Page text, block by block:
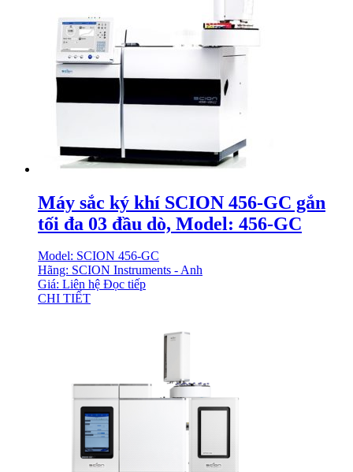
Máy sắc ký khí SCION 456-GC gắn
tối đa 03 đầu dò, Model: 456-GC
Model: SCION 456-GC
Hãng: SCION Instruments - Anh
Giá: Liên hệ Đọc tiếp
CHI TIẾT